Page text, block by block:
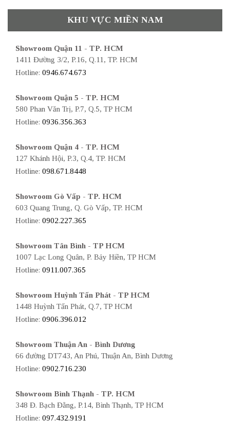
KHU VỰC MIỀN NAM
Showroom Quận 11 - TP. HCM
1411 Đường 3/2, P.16, Q.11, TP. HCM
Hotline: 0946.674.673
Showroom Quận 5 - TP. HCM
580 Phan Văn Trị, P.7, Q.5, TP HCM
Hotline: 0936.356.363
Showroom Quận 4 - TP. HCM
127 Khánh Hội, P.3, Q.4, TP. HCM
Hotline: 098.671.8448
Showroom Gò Vấp - TP. HCM
603 Quang Trung, Q. Gò Vấp, TP. HCM
Hotline: 0902.227.365
Showroom Tân Bình - TP HCM
1007 Lạc Long Quân, P. Bảy Hiền, TP HCM
Hotline: 0911.007.365
Showroom Huỳnh Tấn Phát - TP HCM
1448 Huỳnh Tấn Phát, Q.7, TP HCM
Hotline: 0906.396.012
Showroom Thuận An - Bình Dương
66 đường DT743, An Phú, Thuận An, Bình Dương
Hotline: 0902.716.230
Showroom Bình Thạnh - TP. HCM
348 Đ. Bạch Đằng, P.14, Bình Thạnh, TP HCM
Hotline: 097.432.9191